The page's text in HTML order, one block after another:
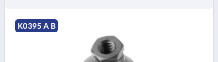
K0395 A B